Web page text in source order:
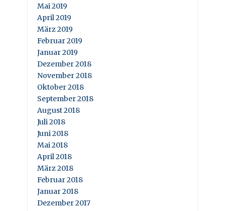
Mai 2019
April 2019
März 2019
Februar 2019
Januar 2019
Dezember 2018
November 2018
Oktober 2018
September 2018
August 2018
Juli 2018
Juni 2018
Mai 2018
April 2018
März 2018
Februar 2018
Januar 2018
Dezember 2017